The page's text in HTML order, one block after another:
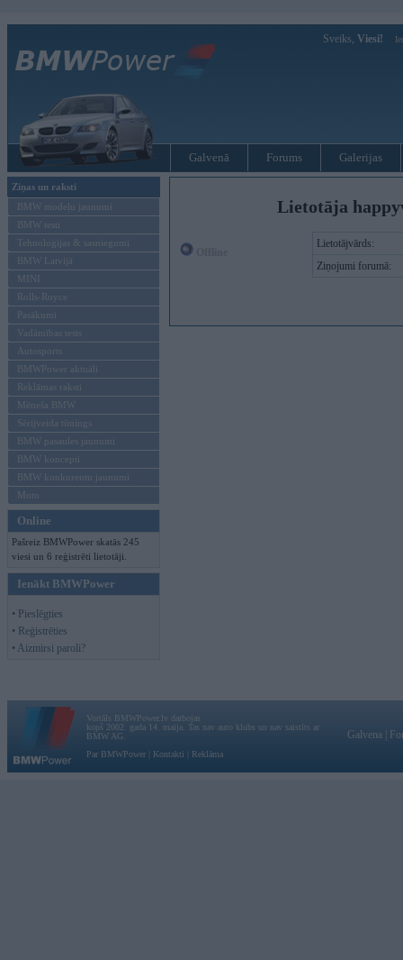
Sveiks, Viesi!
Galvenā Forums Galerijas
Ziņas un raksti
BMW modeļu jaunumi
BMW testi
Tehnoloģijas & sasniegumi
BMW Latvijā
MINI
Rolls-Royce
Pasākumi
Vadāmības tests
Autosports
BMWPower aktuāli
Reklāmas raksti
Mēneša BMW
Sērijveida tūnings
BMW pasaules jaunumi
BMW koncepti
BMW konkurentu jaunumi
Moto
Online
Pašreiz BMWPower skatās 245
viesi un 6 reģistrēti lietotāji.
Ienākt BMWPower
• Pieslēgties
• Reģistrēties
• Aizmirsi paroli?
Lietotāja
Lietotājvārds:
Ziņojumi forumā:
Vortāls BMWPower.lv darbojas
kopš 2002. gada 14. maija. Tas nav auto klubs un nav saistīts ar
BMW AG.
Par BMWPower
Kontakti Reklāma
Galvena